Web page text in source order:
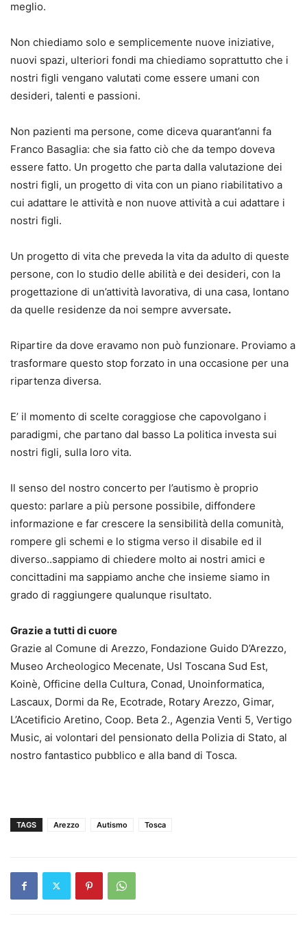
meglio.
Non chiediamo solo e semplicemente nuove iniziative,
nuovi spazi, ulteriori fondi ma chiediamo soprattutto che i
nostri figli vengano valutati come essere umani con
desideri, talenti e passioni.
Non pazienti ma persone, come diceva quarant’anni fa
Franco Basaglia: che sia fatto ciò che da tempo doveva
essere fatto. Un progetto che parta dalla valutazione dei
nostri figli, un progetto di vita con un piano riabilitativo a
cui adattare le attività e non nuove attività a cui adattare i
nostri figli.
Un progetto di vita che preveda la vita da adulto di queste
persone, con lo studio delle abilità e dei desideri, con la
progettazione di un’attività lavorativa, di una casa, lontano
da quelle residenze da noi sempre avversate.
Ripartire da dove eravamo non può funzionare. Proviamo a
trasformare questo stop forzato in una occasione per una
ripartenza diversa.
E’ il momento di scelte coraggiose che capovolgano i
paradigmi, che partano dal basso La politica investa sui
nostri figli, sulla loro vita.
Il senso del nostro concerto per l’autismo è proprio
questo: parlare a più persone possibile, diffondere
informazione e far crescere la sensibilità della comunità,
rompere gli schemi e lo stigma verso il disabile ed il
diverso..sappiamo di chiedere molto ai nostri amici e
concittadini ma sappiamo anche che insieme siamo in
grado di raggiungere qualunque risultato.
Grazie a tutti di cuore
Grazie al Comune di Arezzo, Fondazione Guido D’Arezzo,
Museo Archeologico Mecenate, Usl Toscana Sud Est,
Koinè, Officine della Cultura, Conad, Unoinformatica,
Lascaux, Dormi da Re, Ecotrade, Rotary Arezzo, Gimar,
L’Acetificio Aretino, Coop. Beta 2., Agenzia Venti 5, Vertigo
Music, ai volontari del pensionato della Polizia di Stato, al
nostro fantastico pubblico e alla band di Tosca.
TAGS Arezzo Autismo Tosca